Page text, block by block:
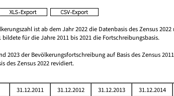
ist ab dem Jahr 2022 die Datenbasis des Zensus 2022
bildete für die Jahre 2011 bis 2021 die Fortschreibungsbasis.
2023 der Bevölkerungsfortschreibung auf Basis des Zensus
des Zensus 2022 revidiert.
31.12.2011 31.12.2012 31.12.2013 31.12.2014